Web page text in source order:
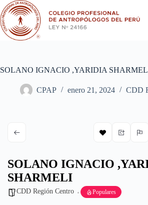
Saltar
al
contenido
SOLANO IGNACIO ,YARIDIA
CPAP enero 21, 2024 CDD
SOLANO IGNACIO
SHARMELI
CDD Región Centro Populares